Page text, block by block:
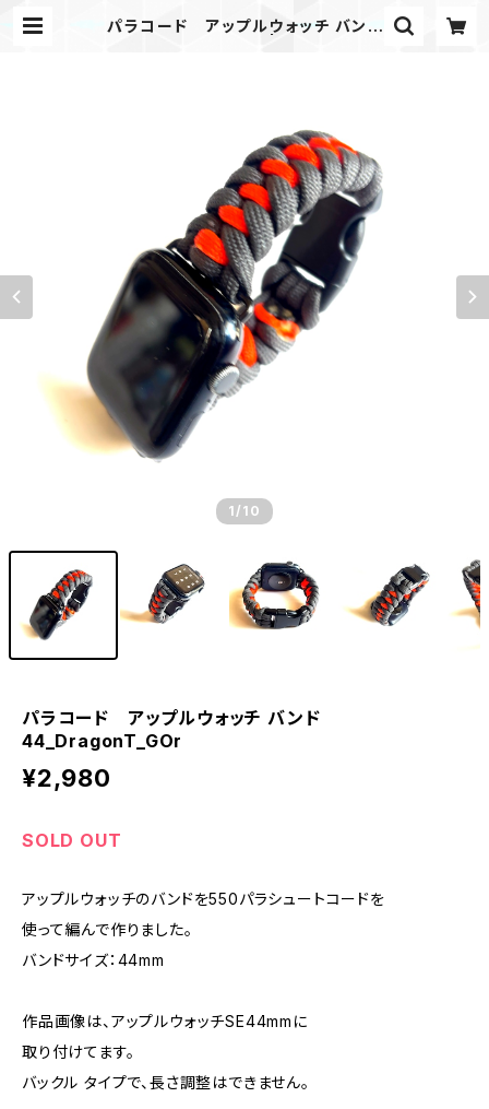
パラコード アップルウォッチ バンド
1 /10
パラコード アップルウォッチ バンド
44_DragonT_GOr
¥2,980
SOLD OUT
アップルウォッチのバンドを550パラシュートコードを
使って編んで作りました。
バンドサイズ：44mm
作品画像は、アップルウォッチSE44mmに
取り付けてます。
バックル タイプで、長さ調整はできません。